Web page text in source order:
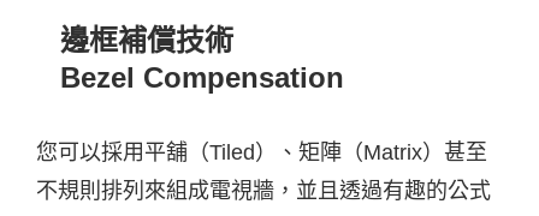
邊框補償技術
Bezel Compensation
您可以採用平舖 （Tiled） 、矩陣 （Matrix） 甚至
不規則排列來組成電視牆，並且透過有趣的公式